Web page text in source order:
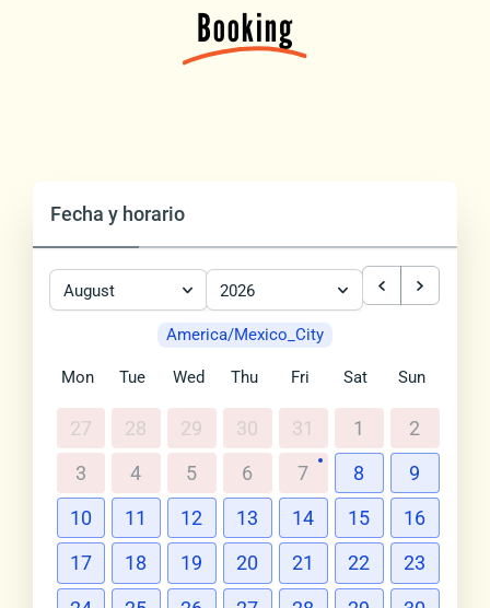
Booking
Fecha y horario
August 2026
America/Mexico_City
Mon Tue Wed Thu Fri Sat Sun
27 28 29 30 31 1
2
3
4 5 6 7 8
9
10
11 12 13 14 15
16
17
18 19 20 21 22
23